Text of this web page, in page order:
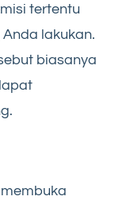
tertentu
lakukan.
biasanya